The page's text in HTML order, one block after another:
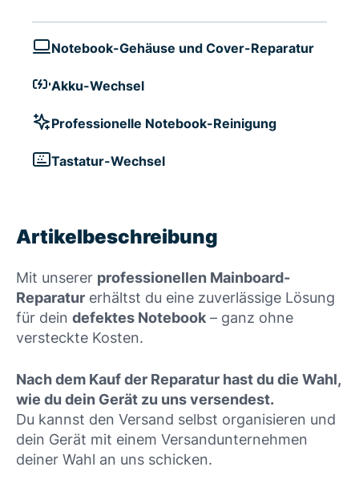
Notebook-Gehäuse und Cover-Reparatur
Akku-Wechsel
Professionelle Notebook-Reinigung
Tastatur-Wechsel
Artikelbeschreibung
Mit unserer professionellen Mainboard-
Reparatur erhältst du eine zuverlässige Lösung
für dein defektes Notebook – ganz ohne
versteckte Kosten.
Nach dem Kauf der Reparatur hast du die Wahl,
wie du dein Gerät zu uns versendest.
Du kannst den Versand selbst organisieren und
dein Gerät mit einem Versandunternehmen
deiner Wahl an uns schicken.